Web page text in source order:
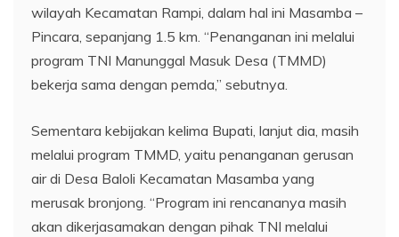
wilayah Kecamatan Rampi, dalam hal ini Masamba –
Pincara, sepanjang 1.5 km. “Penanganan ini melalui
program TNI Manunggal Masuk Desa (TMMD)
bekerja sama dengan pemda,” sebutnya.
Sementara kebijakan kelima Bupati, lanjut dia, masih
melalui program TMMD, yaitu penanganan gerusan
air di Desa Baloli Kecamatan Masamba yang
merusak bronjong. “Program ini rencananya masih
akan dikerjasamakan dengan pihak TNI melalui